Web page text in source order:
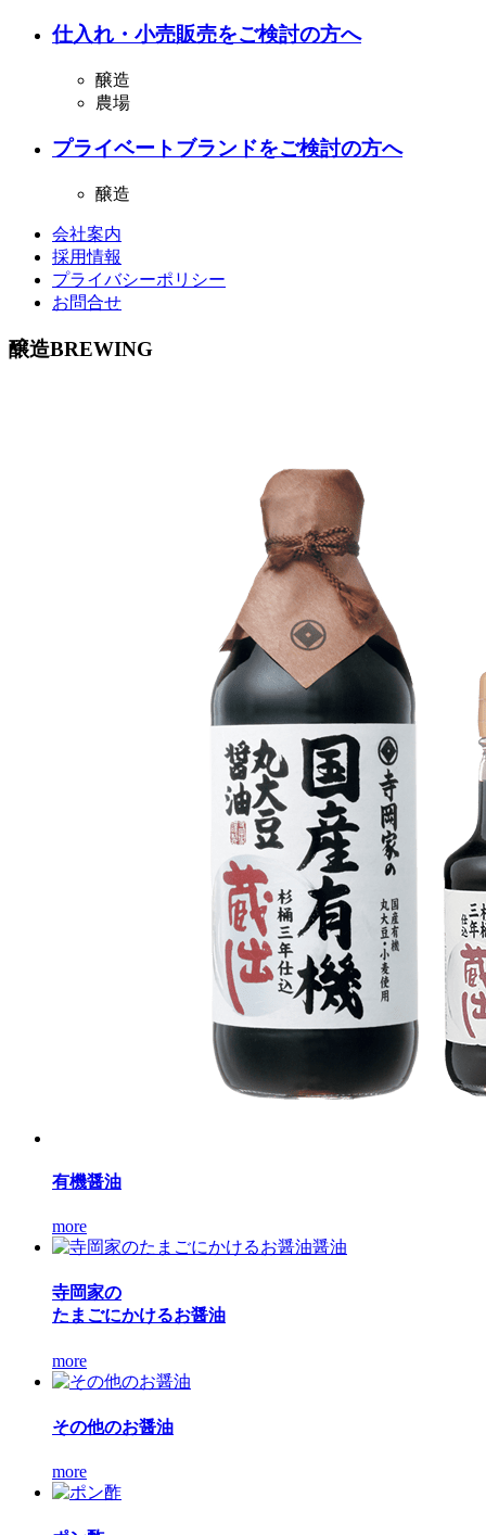
仕入れ・小売販売をご検討の方へ
醸造
農場
プライベートブランドをご検討の方へ
醸造
会社案内
採用情報
プライバシーポリシー
お問合せ
醸造BREWING
有機醤油
more
寺岡家の
たまごにかけるお醤油
more
その他のお醤油
more